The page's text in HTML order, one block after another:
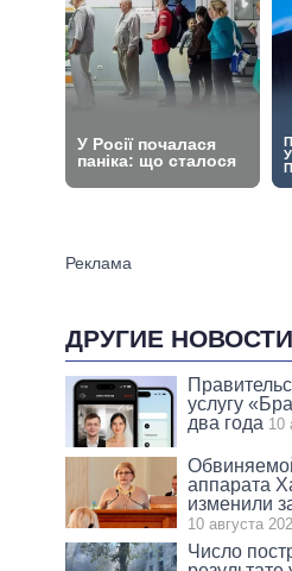
ДРУГИЕ
услугу
два года 10
аппарата
изменили
10 августа
Число